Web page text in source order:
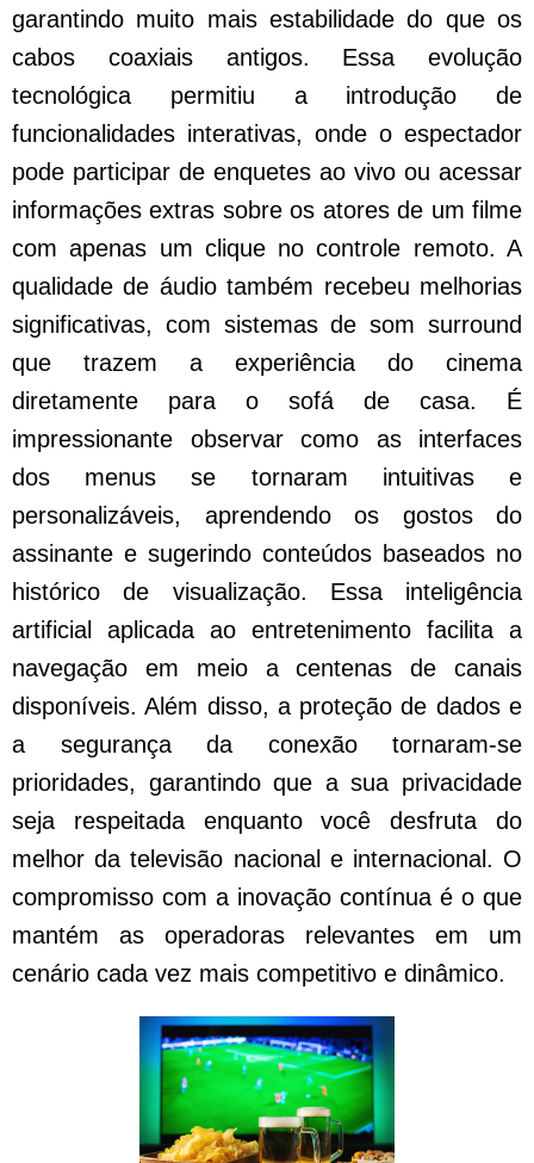
garantindo muito mais estabilidade do que os
cabos coaxiais antigos. Essa evolução
tecnológica permitiu a introdução de
funcionalidades interativas, onde o espectador
pode participar de enquetes ao vivo ou acessar
informações extras sobre os atores de um filme
com apenas um clique no controle remoto. A
qualidade de áudio também recebeu melhorias
significativas, com sistemas de som surround
que trazem a experiência do cinema
diretamente para o sofá de casa. É
impressionante observar como as interfaces
dos menus se tornaram intuitivas e
personalizáveis, aprendendo os gostos do
assinante e sugerindo conteúdos baseados no
histórico de visualização. Essa inteligência
artificial aplicada ao entretenimento facilita a
navegação em meio a centenas de canais
disponíveis. Além disso, a proteção de dados e
a segurança da conexão tornaram-se
prioridades, garantindo que a sua privacidade
seja respeitada enquanto você desfruta do
melhor da televisão nacional e internacional. O
compromisso com a inovação contínua é o que
mantém as operadoras relevantes em um
cenário cada vez mais competitivo e dinâmico.